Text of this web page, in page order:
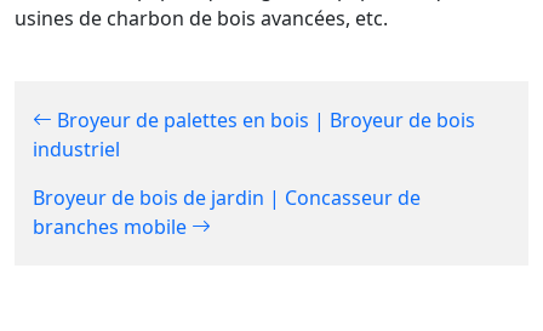
usines de charbon de bois avancées, etc.
Broyeur de palettes en bois | Broyeur de bois
industriel
Broyeur de bois de jardin | Concasseur de
branches mobile